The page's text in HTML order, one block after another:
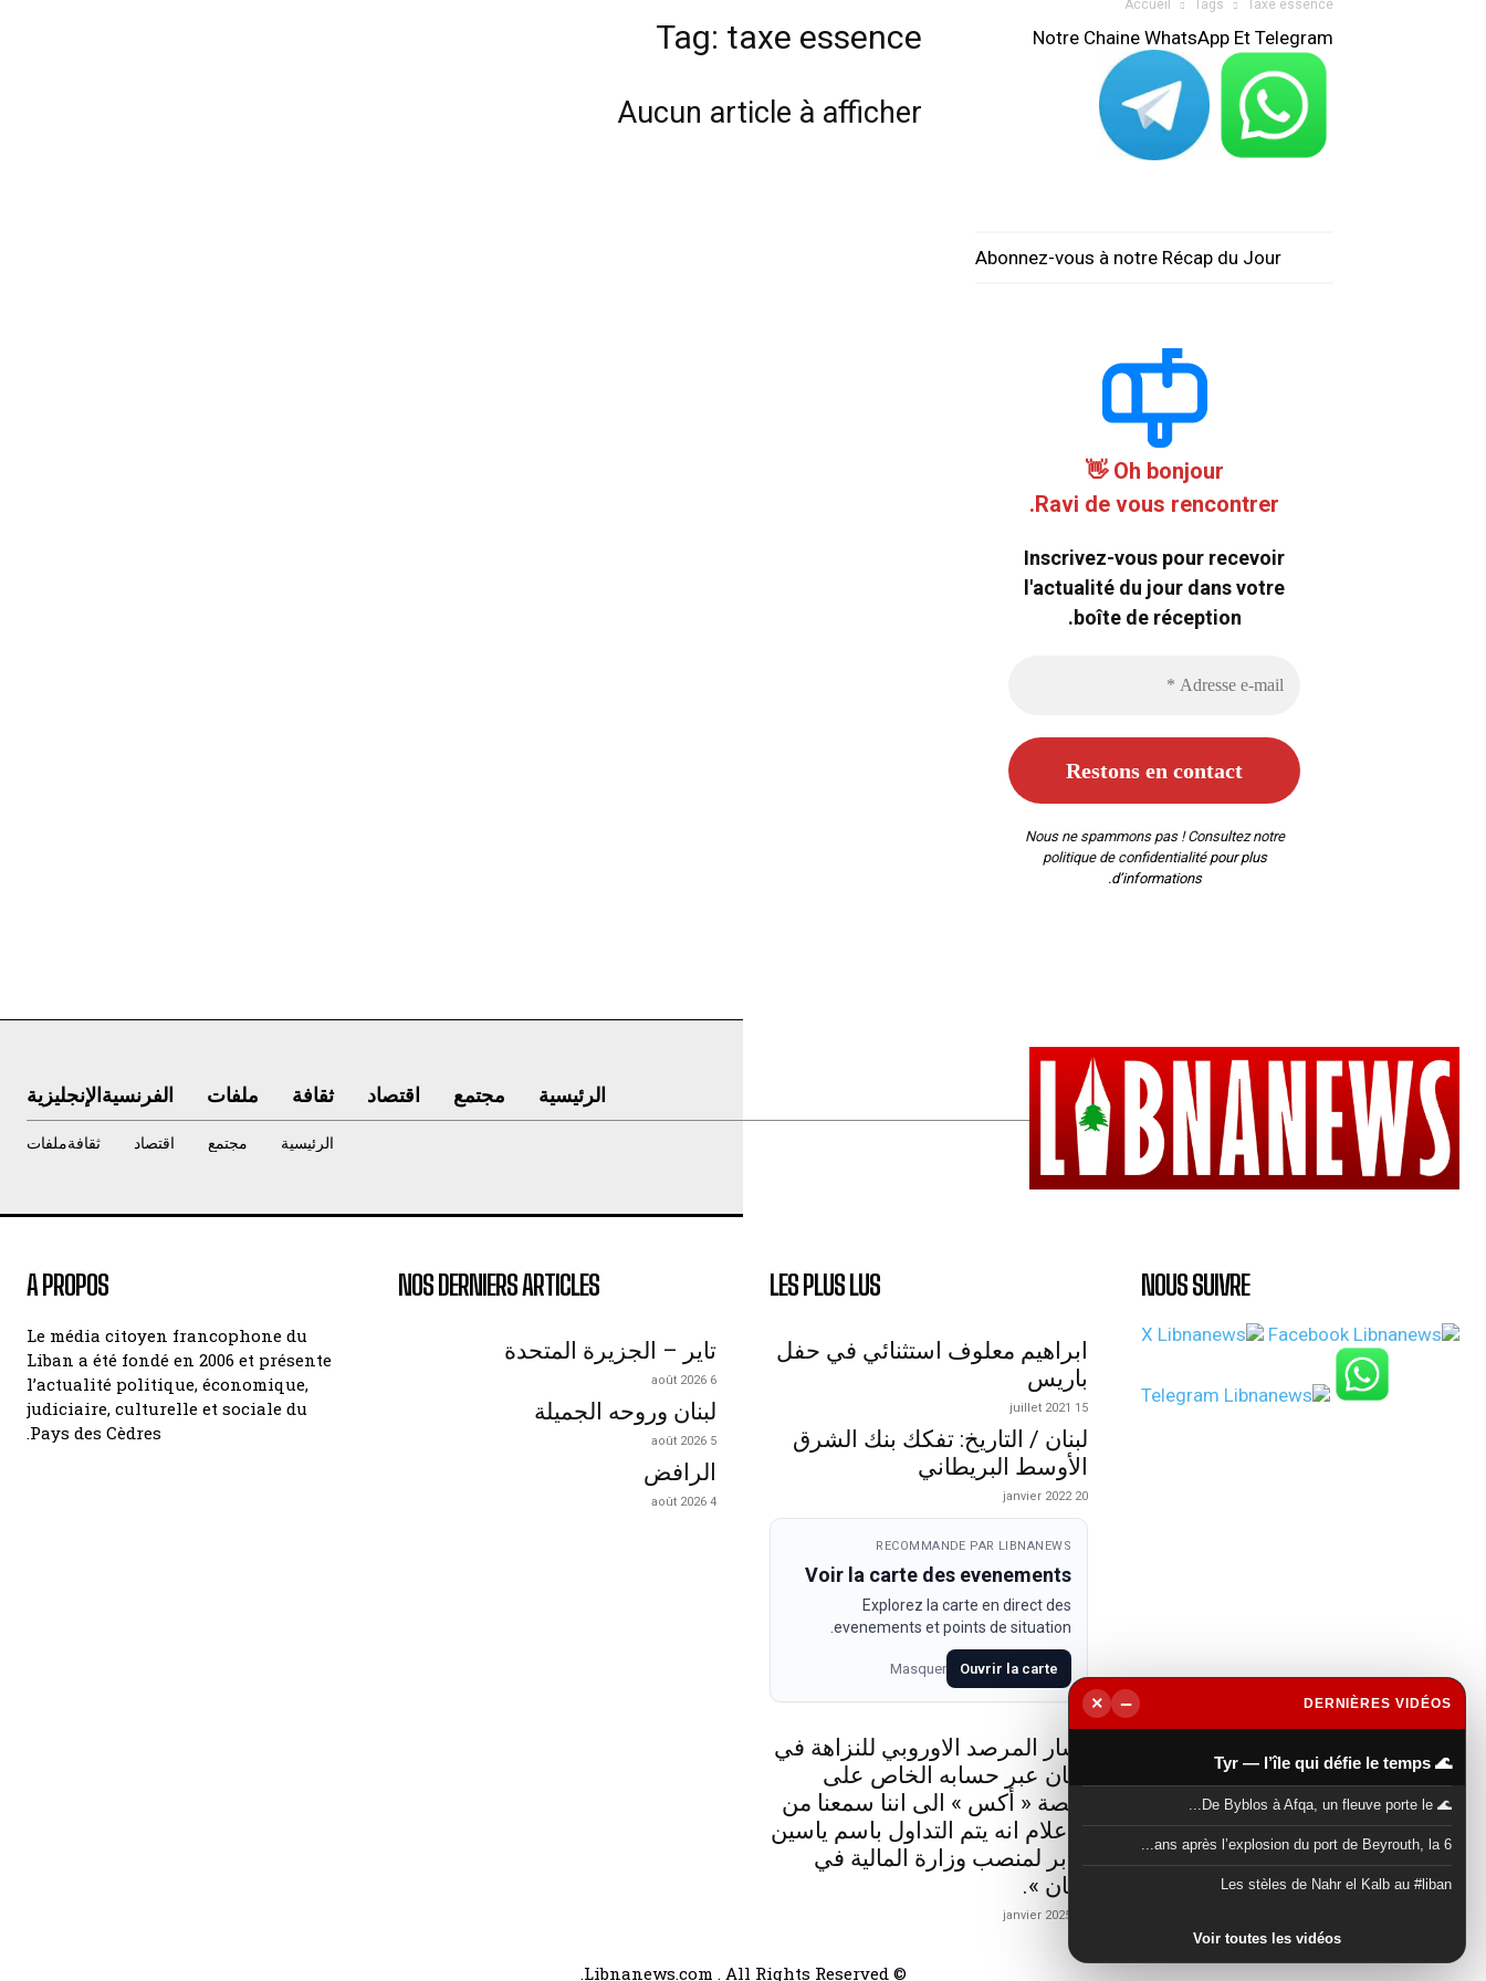
Accueil Tags Taxe essence
Tag: taxe essence
Aucun article à afficher
Notre Chaine WhatsApp Et Telegram
Abonnez-vous à notre Récap du Jour
Oh bonjour 👋
Ravi de vous rencontrer.
Inscrivez-vous pour recevoir
l'actualité du jour dans votre
boîte de réception.
Nous ne spammons pas ! Consultez notre
politique de confidentialitépour plus
d’informations.
الرئيسية مجتمع اقتصاد ثقافة ملفات الفرنسيةالإنجليزية
الرئيسية مجتمع اقتصاد ثقافةملفات
A PROPOS
Le média citoyen francophone du
Liban a été fondé en 2006 et présente
l’actualité politique, économique,
judiciaire, culturelle et sociale du
Pays des Cèdres.
NOS DERNIERS ARTICLES
تاير – الجزيرة المتحدة
6 août 2026
لبنان وروحه الجميلة
5 août 2026
الرافض
4 août 2026
LES PLUS LUS
ابراهيم معلوف استثنائي في حفل
باريس
15 juillet 2021
لبنان / التاريخ: تفكك بنك الشرق
الأوسط البريطاني
20 janvier 2022
RECOMMANDE PAR LIBNANEWS
Voir la carte des evenements
Explorez la carte en direct des
evenements et points de situation.
Ouvrir la carte
Masquer
أشار المرصد الاوروبي للنزاهة في
لبنان عبر حسابه الخاص على
منصة « أكس » الى اننا سمعنا من
الاعلام انه يتم التداول باسم ياسين
جابر لمنصب وزارة المالية في
لبنان ».
NOUS SUIVRE
© Libnanews.com . All Rights Reserved.
DERNIÈRES VIDÉOS
−
×
🌊 Tyr — l’île qui défie le temps
🌊 De Byblos à Afqa, un fleuve porte le...
6 ans après l’explosion du port de Beyrouth, la...
Les stèles de Nahr el Kalb au #liban
Voir toutes les vidéos